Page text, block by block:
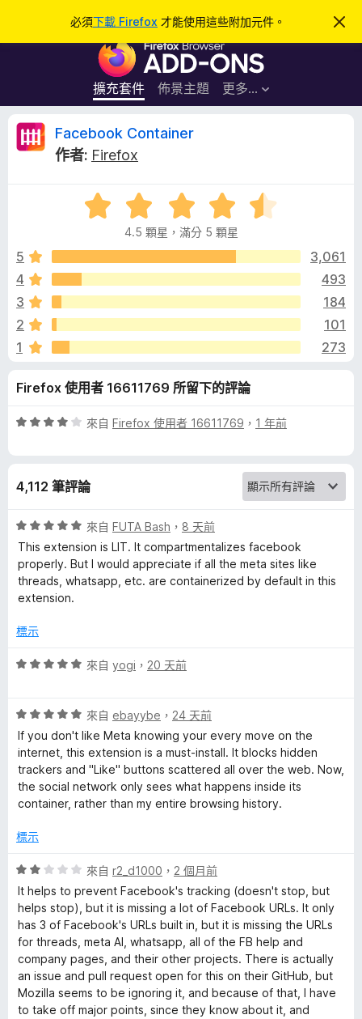
必須下載 Firefox 才能使用這些附加元件。
忽
此
F
r
e
覽
器
附
加
件
擴充套件 佈景主題 更多…
登入
F
e
b
o
o
k
o
n
t
a
e
r
的
論
Facebook Container
作者: Firefox
評
價
.
分
滿
5
4.5 顆星，滿分 5 顆星
5
3,061
4
493
3
184
2
101
1
273
Firefox 使用者 16611769 所留下的評論
評
，
分
5
來自 Firefox 使用者 16611769 ， 1 年前
4,112 筆評論
評
價
5
分
，
分
分
來自 FUTA Bash ， 8 天前
This extension is LIT. It compartmentalizes facebook
properly. But I would appreciate if all the meta sites like
threads, whatsapp, etc. are containerized by default in this
extension.
標示
評
分
，
滿
分
5
分
來自 yogi ， 20 天前
評
價
5
分
，
滿
5
來自 ebayybe ， 24 天前
If you don't like Meta knowing your every move on the
internet, this extension is a must-install. It blocks hidden
trackers and "Like" buttons scattered all over the web. Now,
the social network only sees what happens inside its
container, rather than my entire browsing history.
標示
評
價
2
分
，
滿
分
5
分
來自 r2_d1000 ， 2 個月前
It helps to prevent Facebook's tracking (doesn't stop, but
helps stop), but it is missing a lot of Facebook URLs. It only
has 3 of Facebook's URLs built in, but it is missing the URLs
for threads, meta AI, whatsapp, all of the FB help and
company pages, and their other projects. There is actually
an issue and pull request open for this on their GitHub, but
Mozilla seems to be ignoring it, and because of that, I have
to take off major points, since they know about it, and